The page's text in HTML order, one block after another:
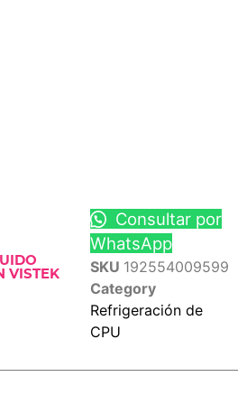
VISTEK
Consultar por
WhatsApp
SKU 192554009599
Category
Refrigeración de
CPU